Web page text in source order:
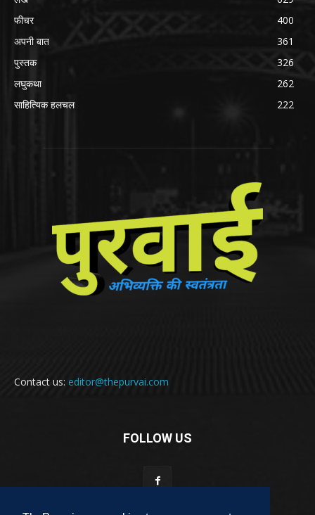
फीचर
400
अपनी बात
361
पुस्तक
326
लघुकथा
262
साहित्यिक हलचल
222
Contact us: editor@thepurvai.com
FOLLOW US